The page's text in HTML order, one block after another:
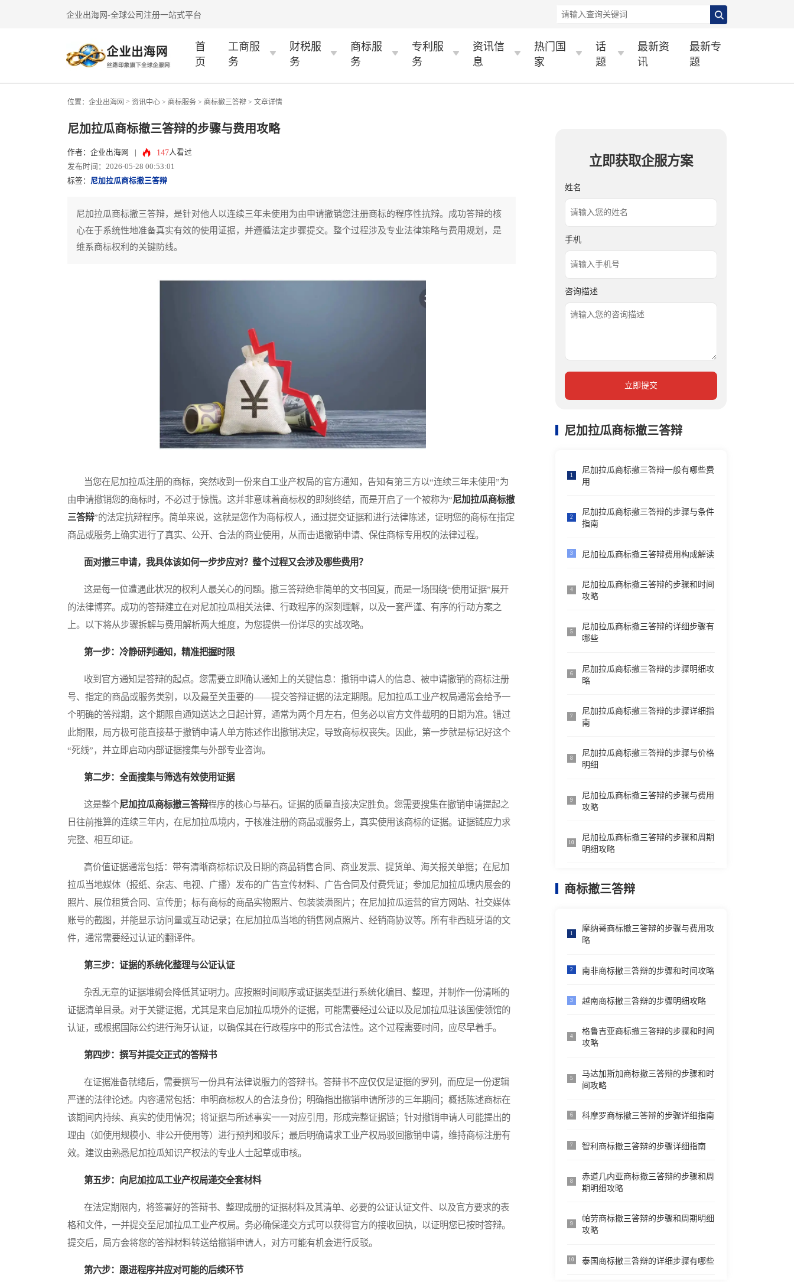
企业出海网-全球公司注册一站式平台
首
页
工商服
务
财税服
务
商标服
务
专利服
务
资讯信
息
热门国
家
话
题
最新资
讯
最新专
题
位置： 企业出海网 > 资讯中心 > 商标服务 > 商标撤三答辩 > 文章详情
尼加拉瓜商标撤三答辩的步骤与费用攻略
作者：企业出海网 147人看过
发布时间：2026-05-28 00:53:01
标签： 尼加拉瓜商标撤三答辩
尼加拉瓜商标撤三答辩，是针对他人以连续三年未使用为由申请撤销您注册商标的程序性抗辩。成功答辩的核
心在于系统性地准备真实有效的使用证据，并遵循法定步骤提交。整个过程涉及专业法律策略与费用规划，是
维系商标权利的关键防线。
当您在尼加拉瓜注册的商标，突然收到一份来自工业产权局的官方通知，告知有第三方以“连续三年未使用”为
由申请撤销您的商标时，不必过于惊慌。这并非意味着商标权的即刻终结，而是开启了一个被称为“尼加拉瓜商标撤
三答辩”的法定抗辩程序。简单来说，这就是您作为商标权人，通过提交证据和进行法律陈述，证明您的商标在指定
商品或服务上确实进行了真实、公开、合法的商业使用，从而击退撤销申请、保住商标专用权的法律过程。
面对撤三申请，我具体该如何一步步应对？整个过程又会涉及哪些费用？
这是每一位遭遇此状况的权利人最关心的问题。撤三答辩绝非简单的文书回复，而是一场围绕“使用证据”展开
的法律博弈。成功的答辩建立在对尼加拉瓜相关法律、行政程序的深刻理解，以及一套严谨、有序的行动方案之
上。以下将从步骤拆解与费用解析两大维度，为您提供一份详尽的实战攻略。
第一步：冷静研判通知，精准把握时限
收到官方通知是答辩的起点。您需要立即确认通知上的关键信息：撤销申请人的信息、被申请撤销的商标注册
号、指定的商品或服务类别，以及最至关重要的——提交答辩证据的法定期限。尼加拉瓜工业产权局通常会给予一
个明确的答辩期，这个期限自通知送达之日起计算，通常为两个月左右，但务必以官方文件载明的日期为准。错过
此期限，局方极可能直接基于撤销申请人单方陈述作出撤销决定，导致商标权丧失。因此，第一步就是标记好这个
“死线”，并立即启动内部证据搜集与外部专业咨询。
第二步：全面搜集与筛选有效使用证据
这是整个尼加拉瓜商标撤三答辩程序的核心与基石。证据的质量直接决定胜负。您需要搜集在撤销申请提起之
日往前推算的连续三年内，在尼加拉瓜境内，于核准注册的商品或服务上，真实使用该商标的证据。证据链应力求
完整、相互印证。
高价值证据通常包括：带有清晰商标标识及日期的商品销售合同、商业发票、提货单、海关报关单据；在尼加
拉瓜当地媒体（报纸、杂志、电视、广播）发布的广告宣传材料、广告合同及付费凭证；参加尼加拉瓜境内展会的
照片、展位租赁合同、宣传册；标有商标的商品实物照片、包装装潢图片；在尼加拉瓜运营的官方网站、社交媒体
账号的截图，并能显示访问量或互动记录；在尼加拉瓜当地的销售网点照片、经销商协议等。所有非西班牙语的文
件，通常需要经过认证的翻译件。
第三步：证据的系统化整理与公证认证
杂乱无章的证据堆砌会降低其证明力。应按照时间顺序或证据类型进行系统化编目、整理，并制作一份清晰的
证据清单目录。对于关键证据，尤其是来自尼加拉瓜境外的证据，可能需要经过公证以及尼加拉瓜驻该国使领馆的
认证，或根据国际公约进行海牙认证，以确保其在行政程序中的形式合法性。这个过程需要时间，应尽早着手。
第四步：撰写并提交正式的答辩书
在证据准备就绪后，需要撰写一份具有法律说服力的答辩书。答辩书不应仅仅是证据的罗列，而应是一份逻辑
严谨的法律论述。内容通常包括：申明商标权人的合法身份；明确指出撤销申请所涉的三年期间；概括陈述商标在
该期间内持续、真实的使用情况；将证据与所述事实一一对应引用，形成完整证据链；针对撤销申请人可能提出的
理由（如使用规模小、非公开使用等）进行预判和驳斥；最后明确请求工业产权局驳回撤销申请，维持商标注册有
效。建议由熟悉尼加拉瓜知识产权法的专业人士起草或审核。
第五步：向尼加拉瓜工业产权局递交全套材料
在法定期限内，将签署好的答辩书、整理成册的证据材料及其清单、必要的公证认证文件、以及官方要求的表
格和文件，一并提交至尼加拉瓜工业产权局。务必确保递交方式可以获得官方的接收回执，以证明您已按时答辩。
提交后，局方会将您的答辩材料转送给撤销申请人，对方可能有机会进行反驳。
第六步：跟进程序并应对可能的后续环节
立即获取企服方案
姓名
手机
咨询描述
立即提交
尼加拉瓜商标撤三答辩
1
尼加拉瓜商标撤三答辩一般有哪些费
用
2
尼加拉瓜商标撤三答辩的步骤与条件
指南
3 尼加拉瓜商标撤三答辩费用构成解读
4
尼加拉瓜商标撤三答辩的步骤和时间
攻略
5
尼加拉瓜商标撤三答辩的详细步骤有
哪些
6
尼加拉瓜商标撤三答辩的步骤明细攻
略
7
尼加拉瓜商标撤三答辩的步骤详细指
南
8
尼加拉瓜商标撤三答辩的步骤与价格
明细
9
尼加拉瓜商标撤三答辩的步骤与费用
攻略
10
尼加拉瓜商标撤三答辩的步骤和周期
明细攻略
商标撤三答辩
1
摩纳哥商标撤三答辩的步骤与费用攻
略
2 南非商标撤三答辩的步骤和时间攻略
3 越南商标撤三答辩的步骤明细攻略
4
格鲁吉亚商标撤三答辩的步骤和时间
攻略
5
马达加斯加商标撤三答辩的步骤和时
间攻略
6 科摩罗商标撤三答辩的步骤详细指南
7 智利商标撤三答辩的步骤详细指南
8
赤道几内亚商标撤三答辩的步骤和周
期明细攻略
9
帕劳商标撤三答辩的步骤和周期明细
攻略
10 泰国商标撤三答辩的详细步骤有哪些